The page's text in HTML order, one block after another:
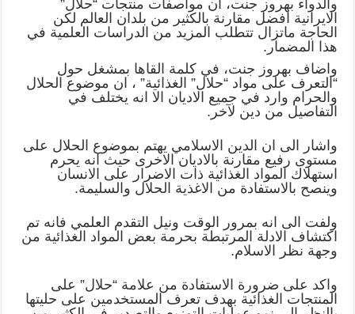
والدواء بهروز جنت، ان مواصفات منتجات “حلال”
الايرانية افضل مقارنة بالكثير من بلدان العالم لكن
الحاجة ماتزال تتطلب المزيد من الدراسات العلمية في
هذا المضمار.
واضاف بهروز جنت، في كلمة القاها بمشغل حول
“التعرف على مواد “حلال” الغذائية” ، ان موضوع الحلال
والحرام وارد في جميع الاديان الا انه يختلف في
التفاصيل من دين لآخر.
واشار الى ان الدين الاسلامي يهتم بموضوع الحلال على
مستوى رفيع مقارنة بالاديان الاخرى حيث انه يحرم
استهلاك المواد الغذائية ذات الاضرار على الانسان
وينصح بالاستفادة من الاغذية الحلال والسليمة.
ولفت الى انه بمرور الوقت ونيل التقدم العلمي فانه تم
اكتشاف الادلة المرتبطة بحرمة بعض المواد الغذائية من
وجهة نظر الاسلام.
واكد على ضرورة الاستفادة من علامة “حلال” على
المنتجات الغذائية بهدف تعرف المستخدمين على حليتها